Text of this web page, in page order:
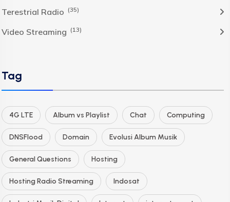
Terestrial Radio (35)
Video Streaming (13)
Tag
4G LTE Album vs Playlist Chat Computing
DNSFlood Domain Evolusi Album Musik
General Questions Hosting
Hosting Radio Streaming Indosat